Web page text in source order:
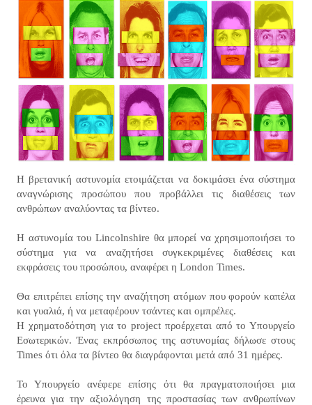
Η βρετανική αστυνομία ετοιμάζεται να δοκιμάσει ένα σύστημα
αναγνώρισης προσώπου που προβάλλει τις διαθέσεις των
ανθρώπων αναλύοντας τα βίντεο.
Η αστυνομία του Lincolnshire θα μπορεί να χρησιμοποιήσει το
σύστημα για να αναζητήσει συγκεκριμένες διαθέσεις και
εκφράσεις του προσώπου, αναφέρει η London Times.
Θα επιτρέπει επίσης την αναζήτηση ατόμων που φορούν καπέλα
και γυαλιά, ή να μεταφέρουν τσάντες και ομπρέλες.
Η χρηματοδότηση για το project προέρχεται από το Υπουργείο
Εσωτερικών. Ένας εκπρόσωπος της αστυνομίας δήλωσε στους
Times ότι όλα τα βίντεο θα διαγράφονται μετά από 31 ημέρες.
Το Υπουργείο ανέφερε επίσης ότι θα πραγματοποιήσει μια
έρευνα για την αξιολόγηση της προστασίας των ανθρωπίνων